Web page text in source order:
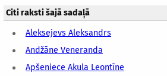
Citi raksti šajā sadaļā
Aleksejevs Aleksandrs
Andžāne Veneranda
Apšeniece Akula Leontīne